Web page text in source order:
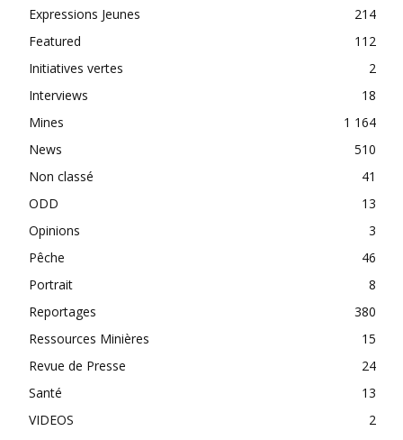
Expressions Jeunes
214
Featured
112
Initiatives vertes
2
Interviews
18
Mines
1 164
News
510
Non classé
41
ODD
13
Opinions
3
Pêche
46
Portrait
8
Reportages
380
Ressources Minières
15
Revue de Presse
24
Santé
13
VIDEOS
2